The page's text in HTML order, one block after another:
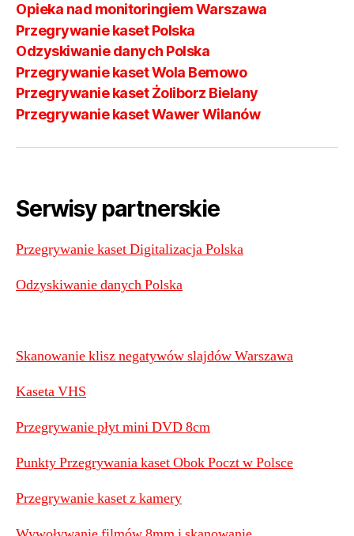
Opieka nad monitoringiem Warszawa
Przegrywanie kaset Polska
Odzyskiwanie danych Polska
Przegrywanie kaset Wola Bemowo
Przegrywanie kaset Żoliborz Bielany
Przegrywanie kaset Wawer Wilanów
Serwisy partnerskie
Przegrywanie kaset Digitalizacja Polska
Odzyskiwanie danych Polska
Skanowanie klisz negatywów slajdów Warszawa
Kaseta VHS
Przegrywanie płyt mini DVD 8cm
Punkty Przegrywania kaset Obok Poczt w Polsce
Przegrywanie kaset z kamery